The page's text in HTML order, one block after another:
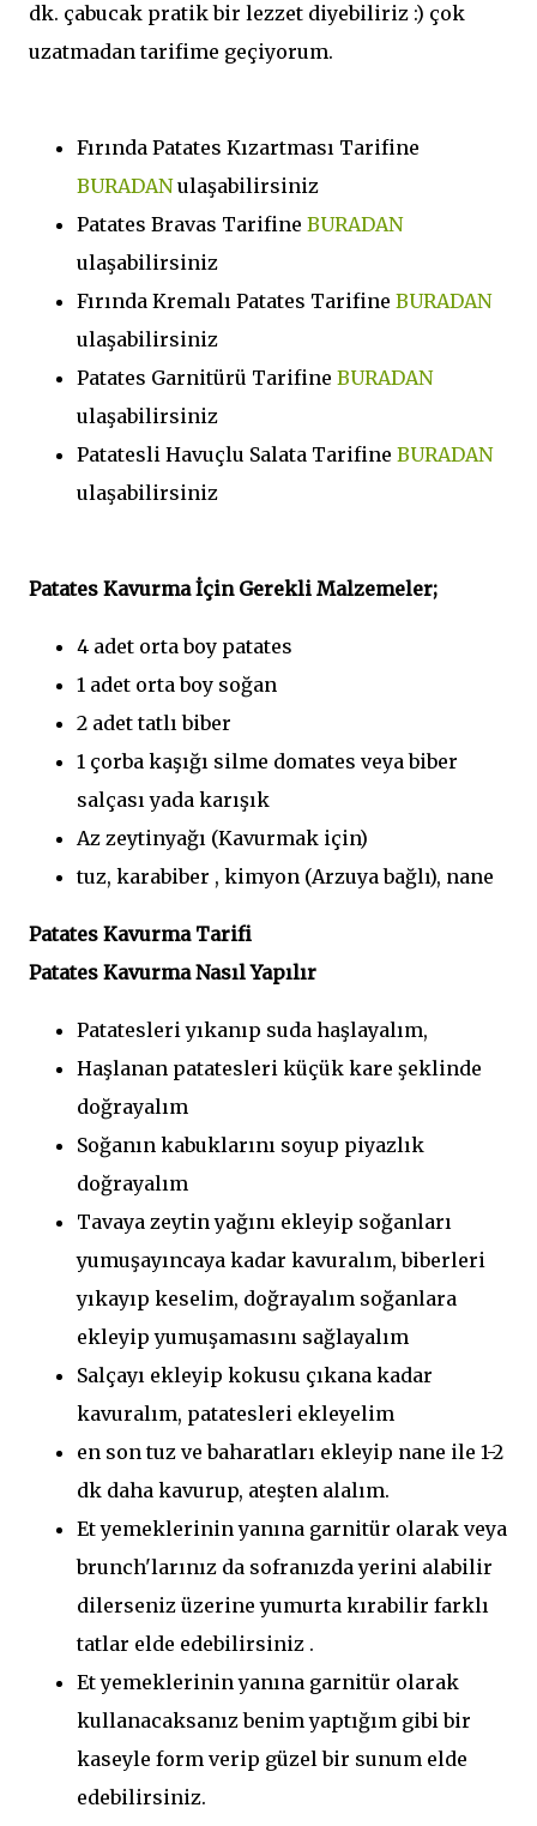
dk. çabucak pratik bir lezzet diyebiliriz :) çok
uzatmadan tarifime geçiyorum.
Fırında Patates Kızartması Tarifine
BURADANulaşabilirsiniz
Patates Bravas Tarifine BURADAN
ulaşabilirsiniz
Fırında Kremalı Patates Tarifine BURADAN
ulaşabilirsiniz
Patates Garnitürü Tarifine BURADAN
ulaşabilirsiniz
Patatesli Havuçlu Salata Tarifine BURADAN
ulaşabilirsiniz
Patates Kavurma İçin Gerekli Malzemeler;
4 adet orta boy patates
1 adet orta boy soğan
2 adet tatlı biber
1 çorba kaşığı silme domates veya biber
salçası yada karışık
Az zeytinyağı (Kavurmak için)
tuz, karabiber , kimyon (Arzuya bağlı), nane
Patates Kavurma Tarifi
Patates Kavurma Nasıl Yapılır
Patatesleri yıkanıp suda haşlayalım,
Haşlanan patatesleri küçük kare şeklinde
doğrayalım
Soğanın kabuklarını soyup piyazlık
doğrayalım
Tavaya zeytin yağını ekleyip soğanları
yumuşayıncaya kadar kavuralım, biberleri
yıkayıp keselim, doğrayalım soğanlara
ekleyip yumuşamasını sağlayalım
Salçayı ekleyip kokusu çıkana kadar
kavuralım, patatesleri ekleyelim
en son tuz ve baharatları ekleyip nane ile 1-2
dk daha kavurup, ateşten alalım.
Et yemeklerinin yanına garnitür olarak veya
brunch'larınız da sofranızda yerini alabilir
dilerseniz üzerine yumurta kırabilir farklı
tatlar elde edebilirsiniz .
Et yemeklerinin yanına garnitür olarak
kullanacaksanız benim yaptığım gibi bir
kaseyle form verip güzel bir sunum elde
edebilirsiniz.